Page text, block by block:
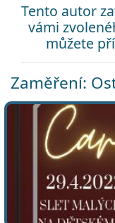
Tento autor
vámi
můžete
Zaměření: